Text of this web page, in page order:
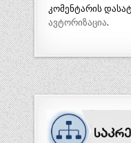
კომენტარის
ავტორიზაცია.